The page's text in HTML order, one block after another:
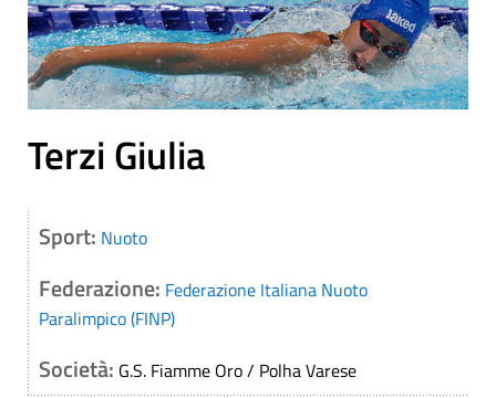
Terzi Giulia
Sport: Nuoto
Federazione: Federazione Italiana Nuoto
Paralimpico (FINP)
Società: G.S. Fiamme Oro / Polha Varese